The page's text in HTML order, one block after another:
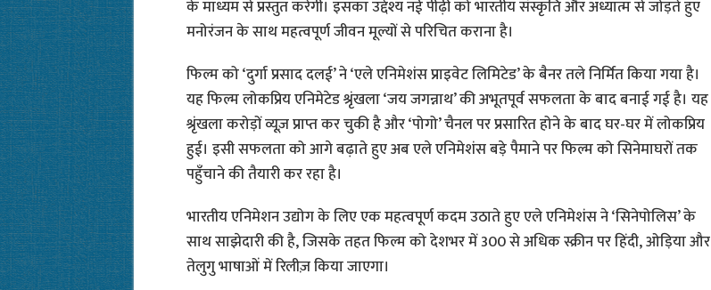
के माध्यम से प्रस्तुत करेगी। इसका उद्देश्य नई पीढ़ी को भारतीय संस्कृति और अध्यात्म से जोड़ते हुए
मनोरंजन के साथ महत्वपूर्ण जीवन मूल्यों से परिचित कराना है।
फिल्म को ‘दुर्गा प्रसाद दलई’ ने ‘एले एनिमेशंस प्राइवेट लिमिटेड’ के बैनर तले निर्मित किया गया है।
यह फिल्म लोकप्रिय एनिमेटेड श्रृंखला ‘जय जगन्नाथ’ की अभूतपूर्व सफलता के बाद बनाई गई है। यह
श्रृंखला करोड़ों व्यूज़ प्राप्त कर चुकी है और ‘पोगो’ चैनल पर प्रसारित होने के बाद घर-घर में लोकप्रिय
हुई। इसी सफलता को आगे बढ़ाते हुए अब एले एनिमेशंस बड़े पैमाने पर फिल्म को सिनेमाघरों तक
पहुँचाने की तैयारी कर रहा है।
भारतीय एनिमेशन उद्योग के लिए एक महत्वपूर्ण कदम उठाते हुए एले एनिमेशंस ने ‘सिनेपोलिस’ के
साथ साझेदारी की है, जिसके तहत फिल्म को देशभर में 300 से अधिक स्क्रीन पर हिंदी, ओड़िया और
तेलुगु भाषाओं में रिलीज़ किया जाएगा।